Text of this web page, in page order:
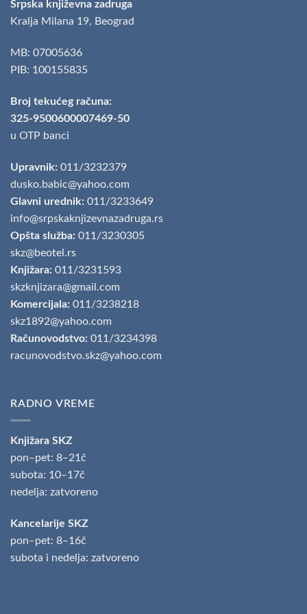
Srpska književna zadruga
Kralja Milana 19, Beograd
MB: 07005636
PIB: 100155835
Broj tekućeg računa:
325-9500600007469-50
u OTP banci
Upravnik: 011/3232379
dusko.babic@yahoo.com
Glavni urednik: 011/3233649
info@srpskaknjizevnazadruga.rs
Opšta služba: 011/3230305
skz@beotel.rs
Knjižara: 011/3231593
skzknjizara@gmail.com
Komercijala: 011/3238218
skz1892@yahoo.com
Računovodstvo: 011/3234398
racunovodstvo.skz@yahoo.com
RADNO VREME
Knjižara SKZ
pon‒pet: 8‒21č
subota: 10‒17č
nedelja: zatvoreno
Kancelarije SKZ
pon‒pet: 8‒16č
subota i nedelja: zatvoreno